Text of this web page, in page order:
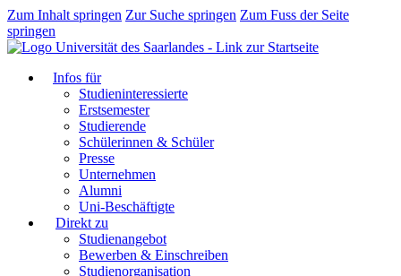
Zum Inhalt springen Zur Suche springen Zum Fuss der Seite
springen
Infos für
Studieninteressierte
Erstsemester
Studierende
Schülerinnen & Schüler
Presse
Unternehmen
Alumni
Uni-Beschäftigte
Direkt zu
Studienangebot
Bewerben & Einschreiben
Studienorganisation